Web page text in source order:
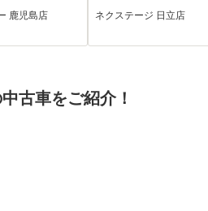
ドライ
シング 衝突
制機能 路外
鹿児島店
ン CD
ネクステージ 日立店
古車をご紹介！